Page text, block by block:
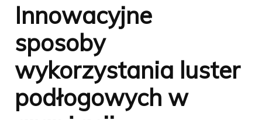
Innowacyjne
sposoby
wykorzystania luster
podłogowych w